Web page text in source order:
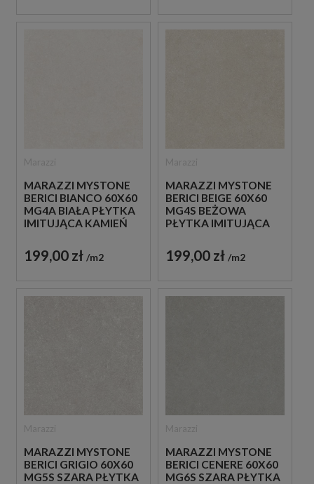
MARAZZI MYSTONE
BERICI BIANCO 60X60
MG4A BIAŁA PŁYTKA
IMITUJĄCA KAMIEŃ
199,00 zł m2
MARAZZI MYSTONE
BERICI BEIGE 60X60
MG4S BEŻOWA
PŁYTKA IMITUJĄCA
199,00 zł m2
MARAZZI MYSTONE
BERICI GRIGIO 60X60
MG5S SZARA PŁYTKA
MARAZZI MYSTONE
BERICI CENERE 60X60
MG6S SZARA PŁYTKA